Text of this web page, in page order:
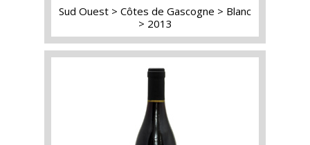
Sud Ouest Côtes de Gascogne
Blanc
2013